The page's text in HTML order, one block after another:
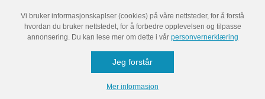
Vi bruker informasjonskaplser (cookies) på våre nettsteder, for å forstå
hvordan du bruker nettstedet, for å forbedre opplevelsen og tilpasse
annonsering. Du kan lese mer om dette i vår personvernerklæring
Jeg forstår
Mer informasjon